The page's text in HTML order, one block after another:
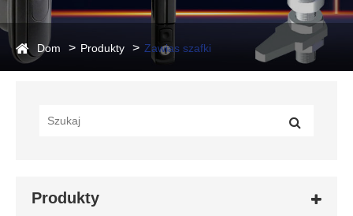
Dom Produkty Zawias szafki
Produkty